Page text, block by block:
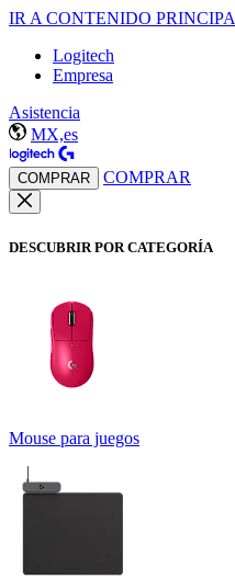
IR A CONTENIDO
Logitech
Empresa
Asistencia
MX,es
COMPRAR COMPRAR
DESCUBRIR POR CATEGORÍA
Mouse para juegos